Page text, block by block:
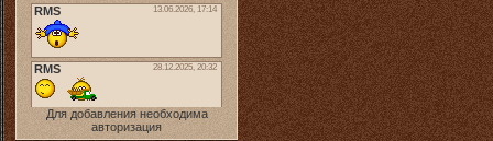
Для добавления необходима
авторизация